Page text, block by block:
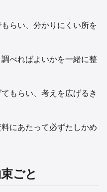
らい、分かりにくい所を
べればよいかを一緒に整
もらい、考えを広げるき
にあたって必ずたしかめ
ごと